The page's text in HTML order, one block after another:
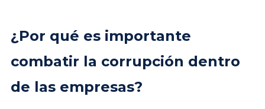
¿Por qué es importante
combatir la corrupción dentro
de las empresas?